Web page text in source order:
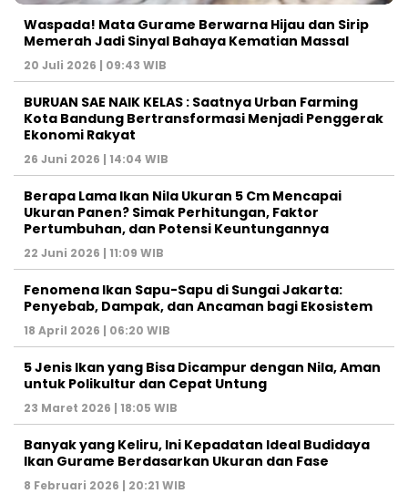
Waspada! Mata Gurame Berwarna Hijau dan Sirip
Memerah Jadi Sinyal Bahaya Kematian Massal
20 Juli 2026 | 09:43 WIB
BURUAN SAE NAIK KELAS : Saatnya Urban Farming
Kota Bandung Bertransformasi Menjadi Penggerak
Ekonomi Rakyat
26 Juni 2026 | 14:04 WIB
Berapa Lama Ikan Nila Ukuran 5 Cm Mencapai
Ukuran Panen? Simak Perhitungan, Faktor
Pertumbuhan, dan Potensi Keuntungannya
22 Juni 2026 | 11:09 WIB
Fenomena Ikan Sapu-Sapu di Sungai Jakarta:
Penyebab, Dampak, dan Ancaman bagi Ekosistem
18 April 2026 | 06:20 WIB
5 Jenis Ikan yang Bisa Dicampur dengan Nila, Aman
untuk Polikultur dan Cepat Untung
23 Maret 2026 | 18:05 WIB
Banyak yang Keliru, Ini Kepadatan Ideal Budidaya
Ikan Gurame Berdasarkan Ukuran dan Fase
8 Februari 2026 | 20:21 WIB